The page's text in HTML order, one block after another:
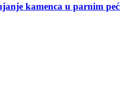
kamenca u parnim